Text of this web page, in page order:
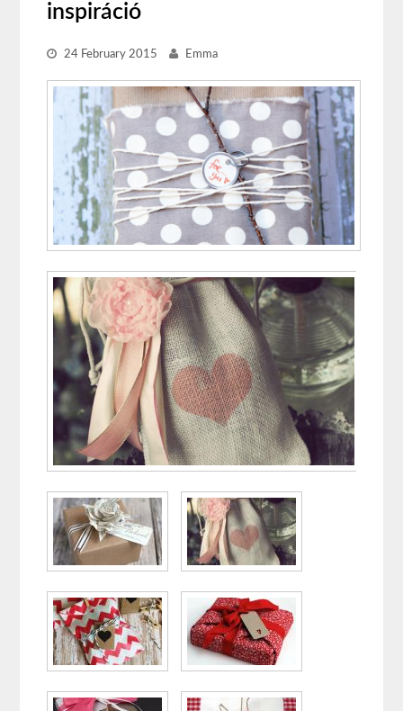
inspiráció
24 February 2015 Emma